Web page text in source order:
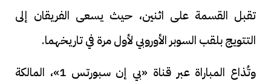
تقبل القسمة على اثنين، حيث يسعى الفريقان إلى
التتويج بلقب السوبر الأوروبي لأول مرة في تاريخهما.
وتُذاع المباراة عبر قناة «بي إن سبورتس 1»، المالكة